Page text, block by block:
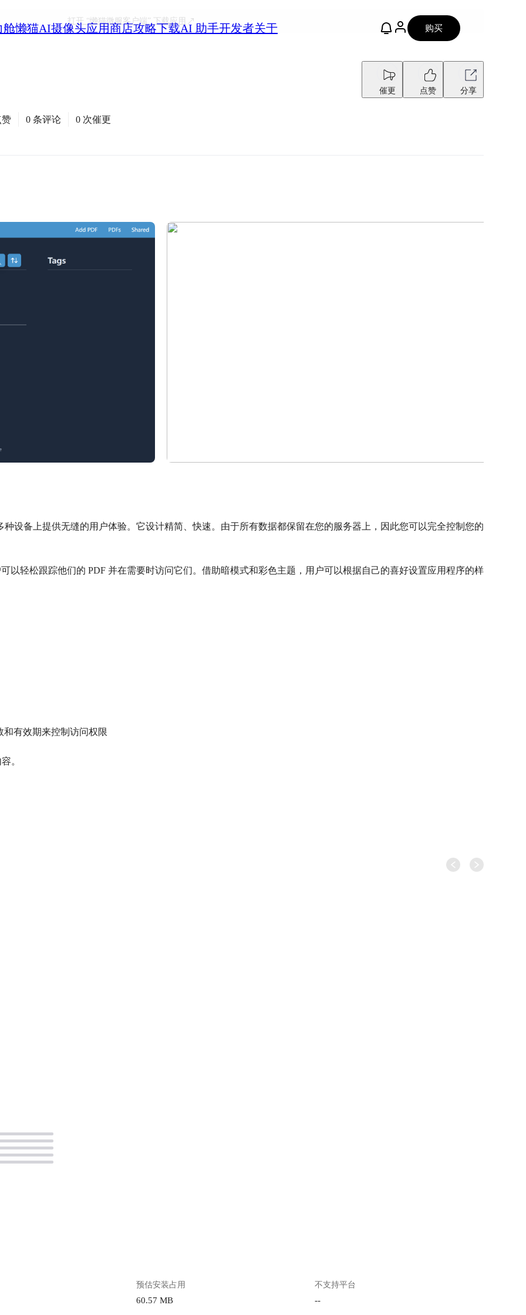
舱懒猫AI摄像头应用商店攻略下载AI 助手开发者关于 购买
打开 “懒猫微服客户端”下载应用
催更 点赞 分享
赞 0 条评论 0 次催更
设备上提供无缝的用户体验。它设计精简、快速。由于所有数据都保留在您的服务器上，因此您可以完全控制您的
以轻松跟踪他们的 PDF 并在需要时访问它们。借助暗模式和彩色主题，用户可以根据自己的喜好设置应用程序的样
和有效期来控制访问权限
。
预估安装占用
60.57 MB
不支持平台
--